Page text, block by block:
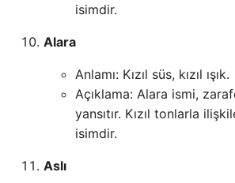
isimdir.
Alara
Anlamı: Kızıl süs, kızıl ışık.
Açıklama: Alara ismi,
yansıtır. Kızıl tonlarla
isimdir.
Aslı